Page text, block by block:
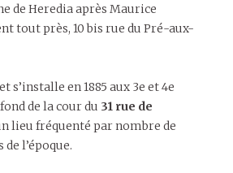
de Heredia après Maurice
tout près, 10 bis rue du Pré-aux-
s’installe en 1885 aux 3e et 4e
de la cour du 31 rue de
lieu fréquenté par nombre de
l’époque.